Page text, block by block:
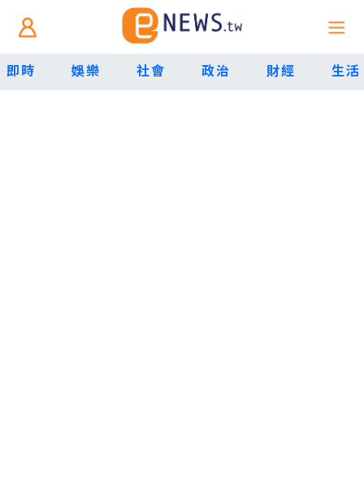
即時 娛樂 社會 政治 財經 生活